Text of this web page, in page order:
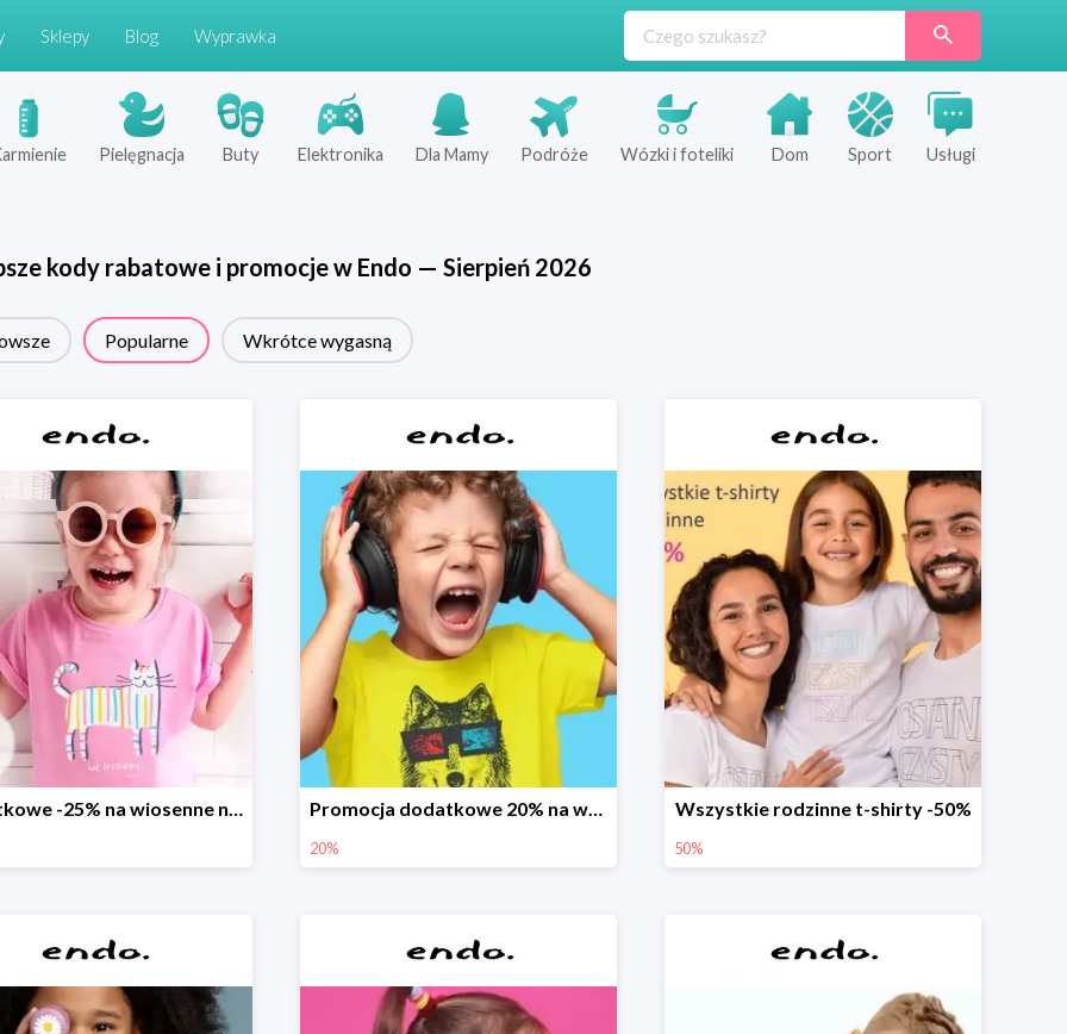
Sklepy Blog Wyprawka
Pielęgnacja Buty Elektronika Dla Mamy Podróże Wózki i foteliki Dom Sport Usługi
kody rabatowe i promocje w Endo — Sierpień 2026
Popularne Wkrótce wygasną
Dodatkowe -25% na wiosenne nowości Promocja dodatkowe 20% na wszystko
20%
Wszystkie rodzinne t-shirty -50%
50%